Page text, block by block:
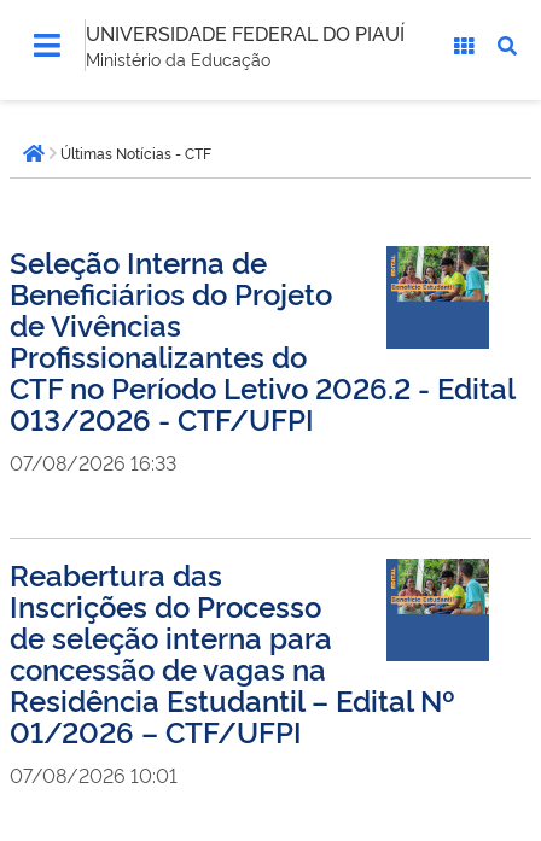
UNIVERSIDADE FEDERAL DO PIAUÍ
Ministério da Educação
está
aqui:Página inicial
Últimas Notícias - CTF
Seleção Interna de
Beneficiários do Projeto
de Vivências
Profissionalizantes do
CTF no Período Letivo 2026.2 - Edital
013/2026 - CTF/UFPI
07/08/2026 16:33
Reabertura das
Inscrições do Processo
de seleção interna para
concessão de vagas na
Residência Estudantil – Edital Nº
01/2026 – CTF/UFPI
07/08/2026 10:01